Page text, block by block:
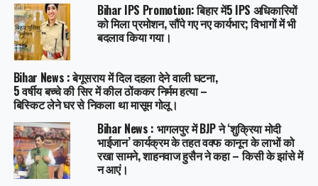
Bihar IPS Promotion: बिहार में5 IPS अधिकारियों
को मिला प्रमोशन, सौंपे गए नए कार्यभार; विभागों में भी
बदलाव किया गया।
Bihar News : बेगूसराय में दिल दहला देने वाली घटना,
5 वर्षीय बच्चे की सिर में कील ठोंककर निर्मम हत्या –
बिस्किट लेने घर से निकला था मासूम गोलू।
Bihar News : भागलपुर में BJP ने ‘शुक्रिया मोदी
भाईजान’ कार्यक्रम के तहत वक्फ कानून के लाभों को
रखा सामने, शाहनवाज हुसैन ने कहा – किसी के झांसे में
न आएं।